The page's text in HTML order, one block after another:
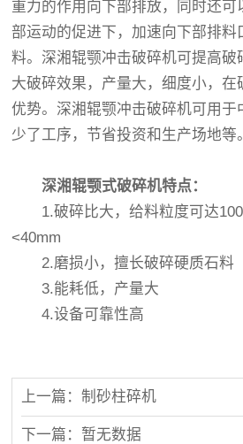
重力的作用向下部排放，同时还可
部运动的促进下，加速向下部排料
料。深湘辊颚冲击破碎机可提高破
大破碎效果，产量大，细度小，在
优势。深湘辊颚冲击破碎机可用于
少了工序，节省投资和生产场地等。
深湘辊颚式破碎机特点：
1.破碎比大，给料粒度可达
<40mm
2.磨损小，擅长破碎硬质石料
3.能耗低，产量大
4.设备可靠性高
上一篇：制砂柱碎机
下一篇：暂无数据